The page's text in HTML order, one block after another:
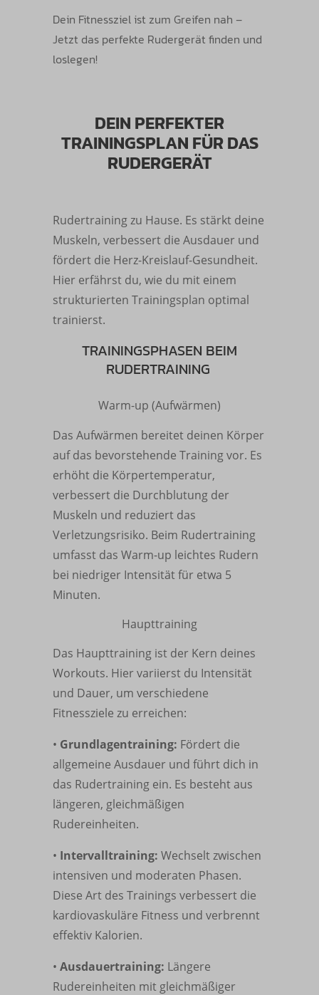
Dein Fitnessziel ist zum Greifen nah –
Jetzt das perfekte Rudergerät finden und
loslegen!
DEIN PERFEKTER
TRAININGSPLAN FÜR DAS
RUDERGERÄT
Rudertraining zu Hause. Es stärkt deine
Muskeln, verbessert die Ausdauer und
fördert die Herz-Kreislauf-Gesundheit.
Hier erfährst du, wie du mit einem
strukturierten Trainingsplan optimal
trainierst.
TRAININGSPHASEN BEIM
RUDERTRAINING
Warm-up (Aufwärmen)
Das Aufwärmen bereitet deinen Körper
auf das bevorstehende Training vor. Es
erhöht die Körpertemperatur,
verbessert die Durchblutung der
Muskeln und reduziert das
Verletzungsrisiko. Beim Rudertraining
umfasst das Warm-up leichtes Rudern
bei niedriger Intensität für etwa 5
Minuten.
Haupttraining
Das Haupttraining ist der Kern deines
Workouts. Hier variierst du Intensität
und Dauer, um verschiedene
Fitnessziele zu erreichen:
• Grundlagentraining: Fördert die
allgemeine Ausdauer und führt dich in
das Rudertraining ein. Es besteht aus
längeren, gleichmäßigen
Rudereinheiten.
• Intervalltraining: Wechselt zwischen
intensiven und moderaten Phasen.
Diese Art des Trainings verbessert die
kardiovaskuläre Fitness und verbrennt
effektiv Kalorien.
• Ausdauertraining: Längere
Rudereinheiten mit gleichmäßiger